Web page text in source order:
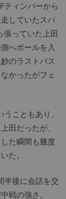
ティンバーから
していたスパ
張っていた上田
へボールを入
のラストパス
かったがフェ
こともあり、
田だったが、
た瞬間も幾度
た。
半後に会話を交
戦の強さ。